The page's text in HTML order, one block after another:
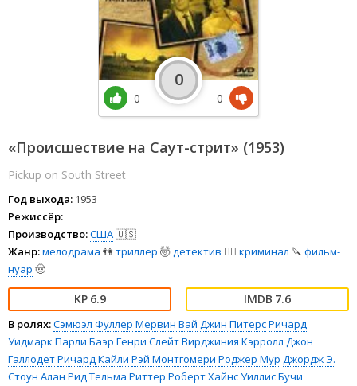
«Происшествие на Саут-стрит» (1953)
Pickup on South Street
Год выхода: 1953
Режиссёр:
Производство:США🇺🇸
Жанр:мелодрама 👫триллер 🤯детектив 🕵️‍♂️ криминал 🔪 фильм-
нуар 🤠
6.9 7.6
В ролях:Сэмюэл Фуллер Мервин Вай Джин ПитерсРичард
Уидмарк Парли Баэр Генри СлейтВирджиния Кэрролл Джон
ГаллодетРичард Кайли Рэй Монтгомери Роджер Мур Джордж Э.
Стоун Алан РидТельма Риттер Роберт ХайнсУиллис Бучи
0
0
0